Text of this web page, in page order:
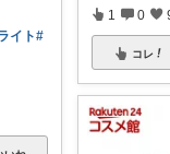
イト#
1 0
コレ